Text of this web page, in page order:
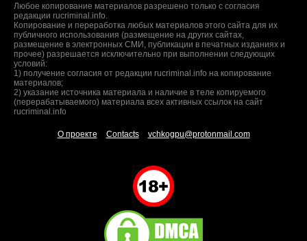
Любое копирование материалов разрешено только с согласия
редакции rucriminal.info.
Копирование и переработка любых материалов этого сайта для их
публичного использования (размещение на других сайтах,
размещение в электронных СМИ, публикации в печатных изданиях и
прочее) разрешается исключительно при выполнении следующих
условий:
1) получение согласия от редакции rucriminal.info на копирование
материалов;
2) указание источника материала и наличие в теле копируемого
(перерабатываемого) материала всех активных ссылок на сайт
rucriminal.info
О проекте Contacts vchkogpu@protonmail.com